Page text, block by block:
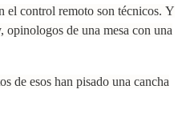
el control remoto son técnicos. Y
opinologos de una mesa con una
de esos han pisado una cancha